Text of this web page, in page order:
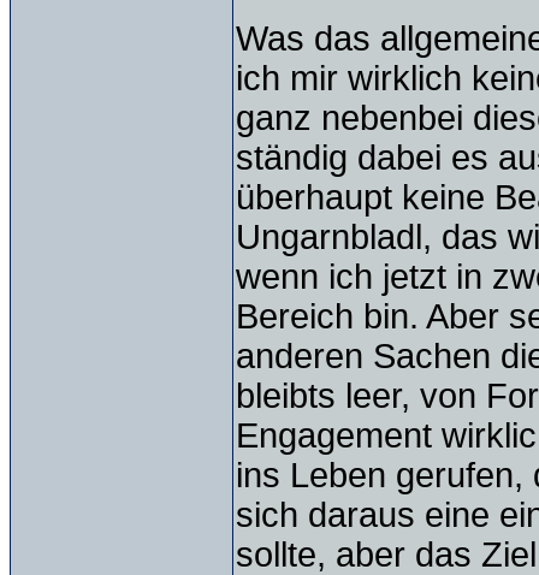
Was das
ich mir wirklich
ganz nebenbei
ständig dabei es
überhaupt keine
Ungarnbladl, das
wenn ich jetzt in
Bereich bin. Aber
anderen Sachen
bleibts leer, von
Engagement
ins Leben gerufen,
sich daraus eine
sollte, aber das